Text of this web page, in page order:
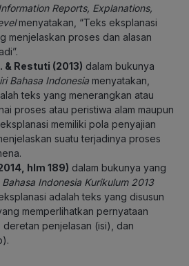
Reports, Explanations,
menyatakan, “Teks eksplanasi
menjelaskan proses dan alasan
& Restuti (2013) dalam bukunya
Bahasa Indonesia menyatakan,
teks yang menerangkan atau
proses atau peristiwa alam maupun
memiliki pola penyajian
suatu terjadinya proses
hlm 189) dalam bukunya yang
Bahasa Indonesia Kurikulum 2013
adalah teks yang disusun
memperlihatkan pernyataan
deretan penjelasan (isi), dan